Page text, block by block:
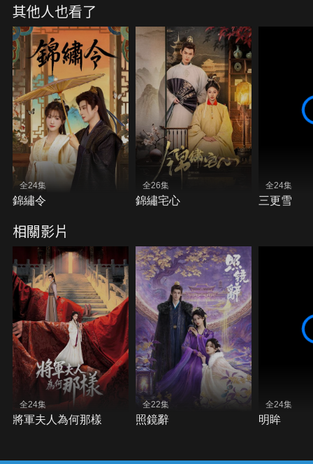
其他人也看了
全24集
錦繡令
全26集
錦繡宅心
全24集
三更雪
相關影片
全24集
將軍夫人為何那樣
全22集
照鏡辭
全24集
明眸